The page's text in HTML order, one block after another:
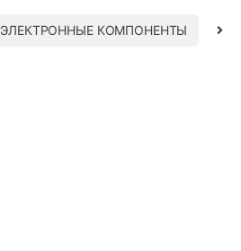
ЭЛЕКТРОННЫЕ КОМПОНЕНТЫ